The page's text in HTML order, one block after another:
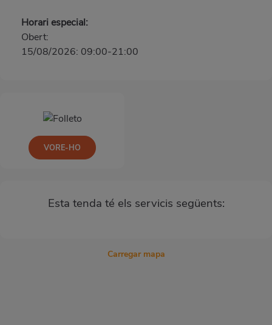
Horari especial:
Obert:
15/08/2026: 09:00-21:00
Esta tenda té els servicis següents:
VORE-HO
Carregar mapa